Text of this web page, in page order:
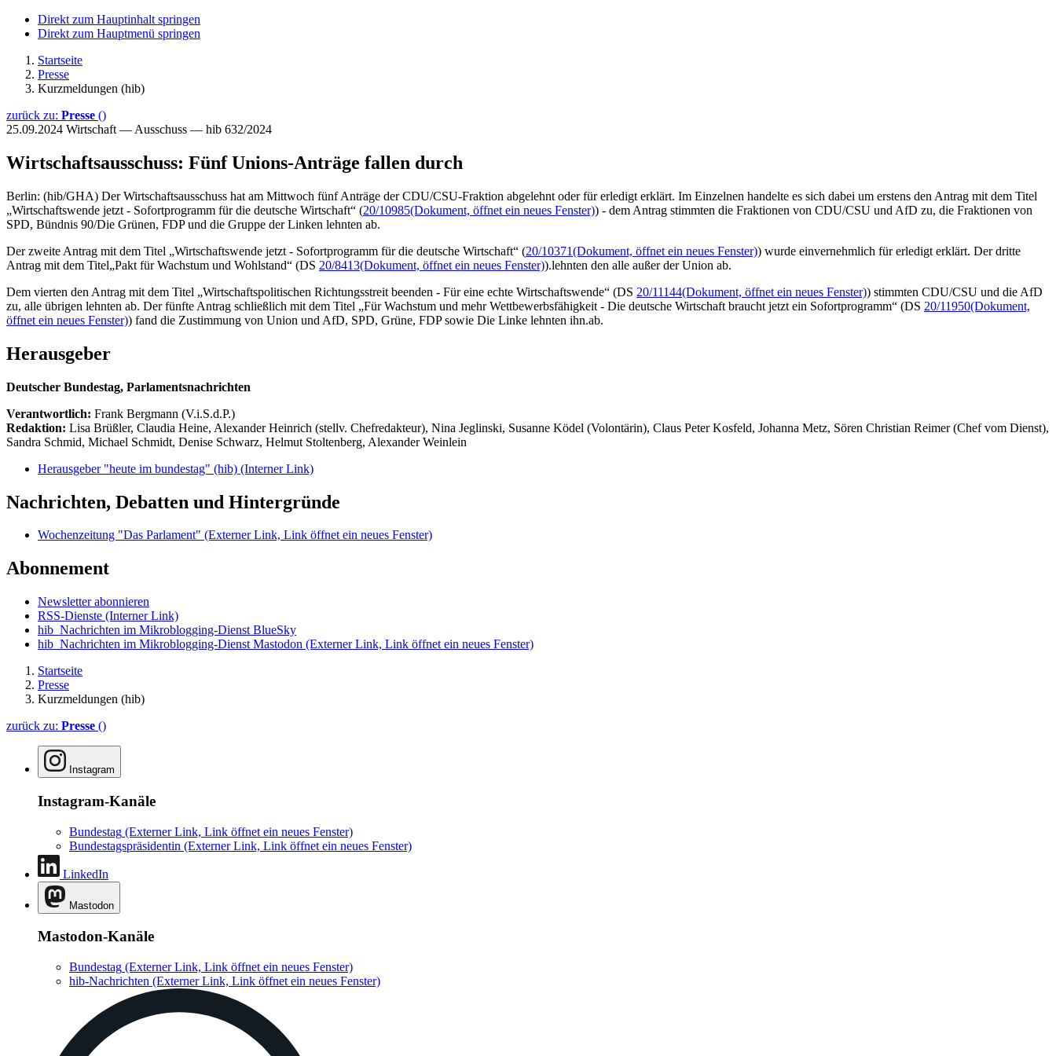
Direkt zum Hauptinhalt springen
Direkt zum Hauptmenü springen
Startseite
Presse
Kurzmeldungen (hib)
zurück zu: Presse ()
25.09.2024 Wirtschaft — Ausschuss — hib 632/2024
Wirtschaftsausschuss: Fünf Unions-Anträge fallen durch
Berlin: (hib/GHA) Der Wirtschaftsausschuss hat am Mittwoch fünf Anträge der CDU/CSU-Fraktion abgelehnt oder für erledigt erklärt. Im Einzelnen handelte es sich dabei um erstens den Antrag mit dem Titel
„Wirtschaftswende jetzt - Sofortprogramm für die deutsche Wirtschaft“ (20/10985(Dokument, öffnet ein neues Fenster)) - dem Antrag stimmten die Fraktionen von CDU/CSU und AfD zu, die Fraktionen von
SPD, Bündnis 90/Die Grünen, FDP und die Gruppe der Linken lehnten ab.
Der zweite Antrag mit dem Titel „Wirtschaftswende jetzt - Sofortprogramm für die deutsche Wirtschaft“ (20/10371(Dokument, öffnet ein neues Fenster)) wurde einvernehmlich für erledigt erklärt. Der dritte
Antrag mit dem Titel„Pakt für Wachstum und Wohlstand“ (DS 20/8413(Dokument, öffnet ein neues Fenster)).lehnten den alle außer der Union ab.
Dem vierten den Antrag mit dem Titel „Wirtschaftspolitischen Richtungsstreit beenden - Für eine echte Wirtschaftswende“ (DS 20/11144(Dokument, öffnet ein neues Fenster)) stimmten CDU/CSU und die AfD
zu, alle übrigen lehnten ab. Der fünfte Antrag schließlich mit dem Titel „Für Wachstum und mehr Wettbewerbsfähigkeit - Die deutsche Wirtschaft braucht jetzt ein Sofortprogramm“ (DS 20/11950(Dokument,
öffnet ein neues Fenster)) fand die Zustimmung von Union und AfD, SPD, Grüne, FDP sowie Die Linke lehnten ihn.ab.
Herausgeber
Deutscher Bundestag, Parlamentsnachrichten
Verantwortlich: Frank Bergmann (V.i.S.d.P.)
Redaktion: Lisa Brüßler, Claudia Heine, Alexander Heinrich (stellv. Chefredakteur), Nina Jeglinski, Susanne Ködel (Volontärin), Claus Peter Kosfeld, Johanna Metz, Sören Christian Reimer (Chef vom Dienst),
Sandra Schmid, Michael Schmidt, Denise Schwarz, Helmut Stoltenberg, Alexander Weinlein
Herausgeber "heute im bundestag" (hib) (Interner Link)
Nachrichten, Debatten und Hintergründe
Wochenzeitung "Das Parlament" (Externer Link, Link öffnet ein neues Fenster)
Abonnement
Newsletter abonnieren
RSS-Dienste (Interner Link)
hib_Nachrichten im Mikroblogging-Dienst BlueSky
hib_Nachrichten im Mikroblogging-Dienst Mastodon (Externer Link, Link öffnet ein neues Fenster)
Startseite
Presse
Kurzmeldungen (hib)
zurück zu: Presse ()
Instagram
Instagram-Kanäle
Bundestag (Externer Link, Link öffnet ein neues Fenster)
Bundestagspräsidentin (Externer Link, Link öffnet ein neues Fenster)
LinkedIn
Mastodon
Mastodon-Kanäle
Bundestag (Externer Link, Link öffnet ein neues Fenster)
hib-Nachrichten (Externer Link, Link öffnet ein neues Fenster)